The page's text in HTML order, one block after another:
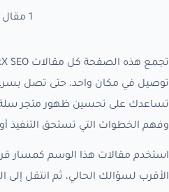
1 مقال
توصيل في مكان واحد، حتى تصل بسرعة
وفهم الخطوات التي تستحق التنفيذ
استخدم مقالات هذا الوسم كمسار
الأقرب لسؤالك الحالي، ثم انتقل